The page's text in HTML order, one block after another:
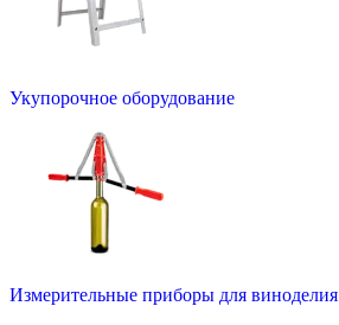
Укупорочное оборудование
Измерительные приборы для виноделия